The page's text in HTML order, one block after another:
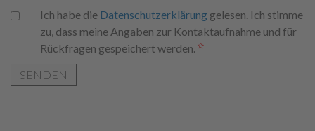
Ich habe die Datenschutzerklärunggelesen. Ich stimme
zu, dass meine Angaben zur Kontaktaufnahme und für
Rückfragen gespeichert werden.
SENDEN